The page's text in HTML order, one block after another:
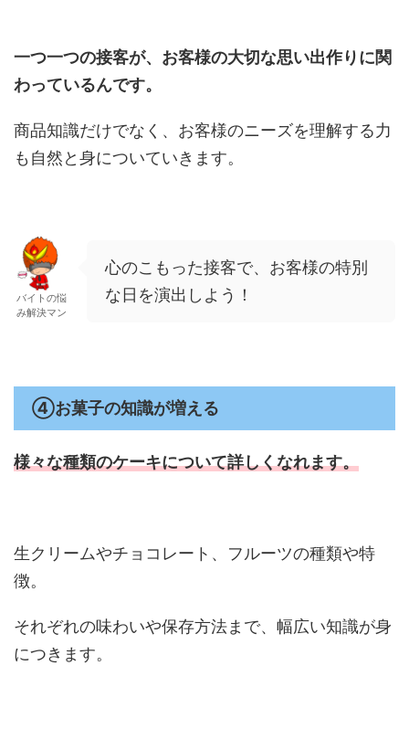
一つ一つの接客が、お客様の大切な思い出作りに関
わっているんです。
商品知識だけでなく、お客様のニーズを理解する力
も自然と身についていきます。
バイトの悩
み解決マン
心のこもった接客で、お客様の特別
な日を演出しよう！
④お菓子の知識が増える
様々な種類のケーキについて詳しくなれます。
生クリームやチョコレート、フルーツの種類や特
徴。
それぞれの味わいや保存方法まで、幅広い知識が身
につきます。